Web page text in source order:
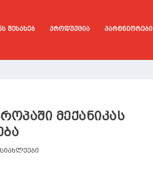
ᲨᲔᲡᲐᲮᲔᲑ ᲞᲠᲝᲓᲣᲥᲪᲘᲐ ᲞᲐᲠᲢᲜᲘᲝᲠᲔᲑᲘ
ᲛᲔᲥᲐᲜᲘᲙᲐᲡ